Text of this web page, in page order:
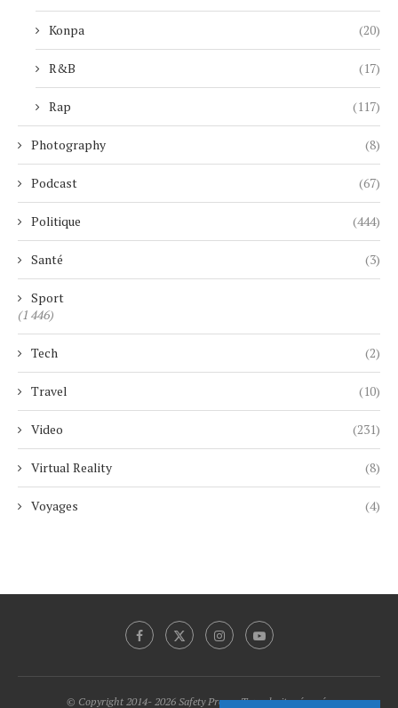
Konpa (20)
R&B (17)
Rap (117)
Photography (8)
Podcast (67)
Politique (444)
Santé (3)
Sport
(1 446)
Tech (2)
Travel (10)
Video (231)
Virtual Reality (8)
Voyages (4)
© Copyright 2014- 2026 Safety Promo Tous droits réservés.